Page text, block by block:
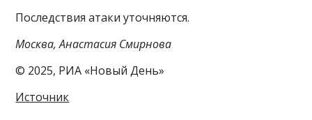
Последствия атаки уточняются.
Москва, Анастасия Смирнова
© 2025, РИА «Новый День»
Источник